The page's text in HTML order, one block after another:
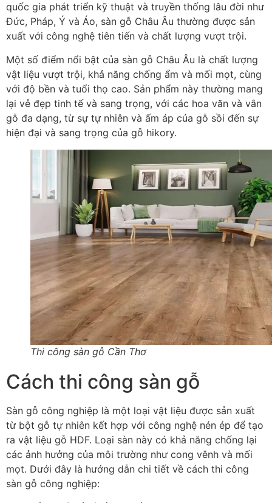
quốc gia phát triển kỹ thuật và truyền thống lâu đời như
Đức, Pháp, Ý và Áo, sàn gỗ Châu Âu thường được sản
xuất với công nghệ tiên tiến và chất lượng vượt trội.
Một số điểm nổi bật của sàn gỗ Châu Âu là chất lượng
vật liệu vượt trội, khả năng chống ẩm và mối mọt, cùng
với độ bền và tuổi thọ cao. Sản phẩm này thường mang
lại vẻ đẹp tinh tế và sang trọng, với các hoa văn và vân
gỗ đa dạng, từ sự tự nhiên và ấm áp của gỗ sồi đến sự
hiện đại và sang trọng của gỗ hikory.
Thi công sàn gỗ Cần Thơ
Cách thi công sàn gỗ
Sàn gỗ công nghiệp là một loại vật liệu được sản xuất
từ bột gỗ tự nhiên kết hợp với công nghệ nén ép để tạo
ra vật liệu gỗ HDF. Loại sàn này có khả năng chống lại
các ảnh hưởng của môi trường như cong vênh và mối
mọt. Dưới đây là hướng dẫn chi tiết về cách thi công
sàn gỗ công nghiệp: